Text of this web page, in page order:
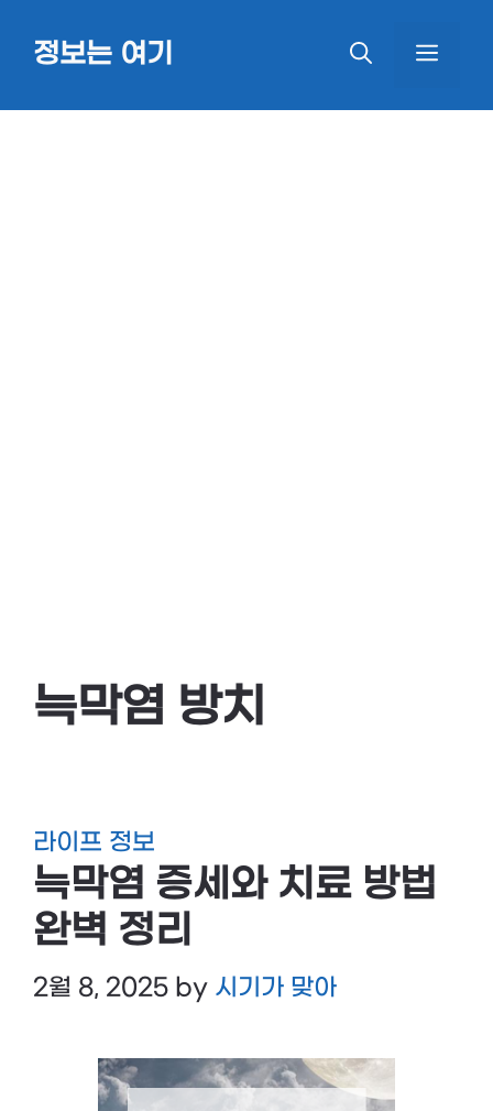
정보는 여기
늑막염 방치
라이프 정보
늑막염 증세와 치료 방법
완벽 정리
2월 8, 2025 by 시기가 맞아